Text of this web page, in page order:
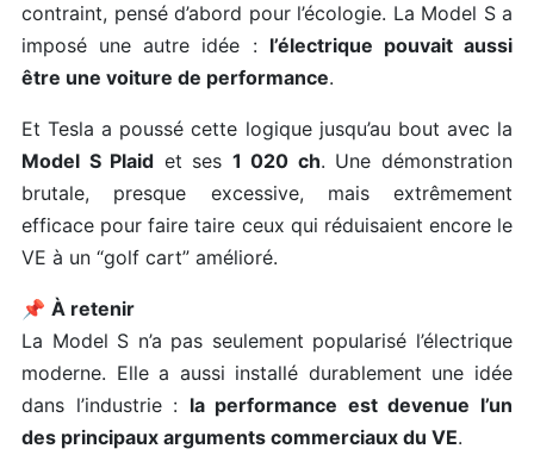
contraint, pensé d’abord pour l’écologie. La Model S a
imposé une autre idée : l’électrique pouvait aussi
être une voiture de performance.
Et Tesla a poussé cette logique jusqu’au bout avec la
Model S Plaid et ses 1 020 ch. Une démonstration
brutale, presque excessive, mais extrêmement
efficace pour faire taire ceux qui réduisaient encore le
VE à un “golf cart” amélioré.
📌 À retenir
La Model S n’a pas seulement popularisé l’électrique
moderne. Elle a aussi installé durablement une idée
dans l’industrie : la performance est devenue l’un
des principaux arguments commerciaux du VE.